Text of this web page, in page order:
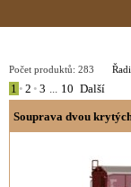
Počet produktů: 283
1 • 2 • 3 ... 10 Další